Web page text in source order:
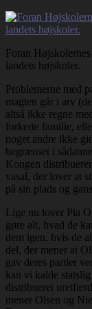
Foran
landets højskoler.
Problemerne med
magten går i arv
altså ikke regne
forkerte familie,
noget andre ikke
begrænset i
Kongen
vasal, der lover at
på sin plads og
Lige nu lover Pia
gøre alt, hvad de
dem igen, hvis de
del, der mener at
gav deres partier
kan vi kalde
distribueret
mener Olsen og